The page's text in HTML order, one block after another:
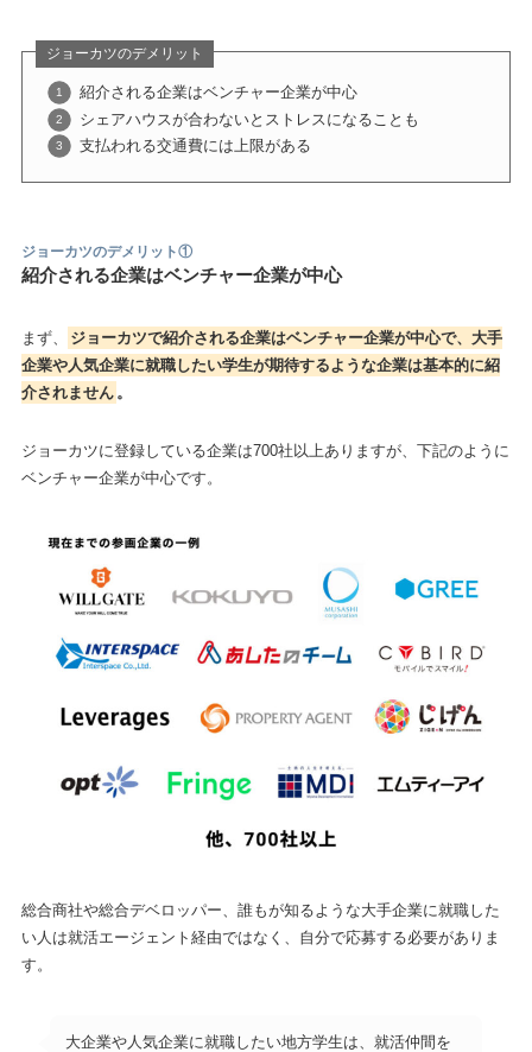
ジョーカツのデメリット
紹介される企業はベンチャー企業が中心
シェアハウスが合わないとストレスになることも
支払われる交通費には上限がある
ジョーカツのデメリット①
紹介される企業はベンチャー企業が中心
まず、
ジョーカツで紹介される企業はベンチャー企業が中心で、大手
企業や人気企業に就職したい学生が期待するような企業は基本的に紹
介されません 。
ジョーカツに登録している企業は700社以上ありますが、下記のように
ベンチャー企業が中心です。
総合商社や総合デベロッパー、誰もが知るような大手企業に就職した
い人は就活エージェント経由ではなく、自分で応募する必要がありま
す。
大企業や人気企業に就職したい地方学生は、就活仲間を